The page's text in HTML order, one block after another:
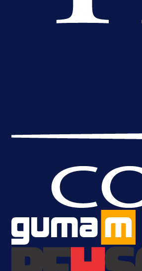
A Selekcija
Brat Kerima
reprezentaciju
1 dan 16 h
Više vijesti